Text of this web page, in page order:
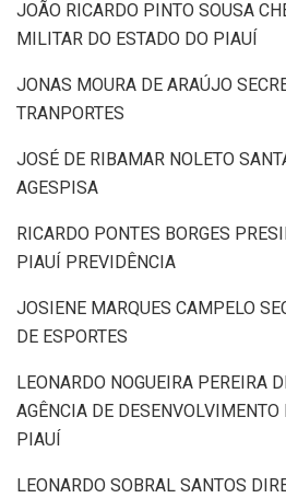
JOÃO RICARDO PINTO SOUSA
MILITAR DO ESTADO DO PIAUÍ
JONAS MOURA DE ARAÚJO
TRANPORTES
JOSÉ DE RIBAMAR NOLETO
AGESPISA
RICARDO PONTES BORGES
PIAUÍ PREVIDÊNCIA
JOSIENE MARQUES CAMPELO
DE ESPORTES
LEONARDO NOGUEIRA PEREIRA
AGÊNCIA DE
PIAUÍ
LEONARDO SOBRAL SANTOS